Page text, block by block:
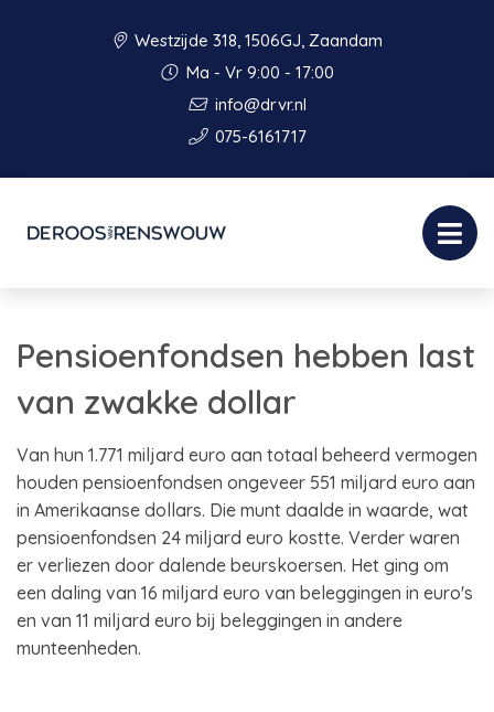
Westzijde 318, 1506GJ, Zaandam
Ma - Vr 9:00 - 17:00
info@drvr.nl
075-6161717
Pensioenfondsen hebben last
van zwakke dollar
Van hun 1.771 miljard euro aan totaal beheerd vermogen
houden pensioenfondsen ongeveer 551 miljard euro aan
in Amerikaanse dollars. Die munt daalde in waarde, wat
pensioenfondsen 24 miljard euro kostte. Verder waren
er verliezen door dalende beurskoersen. Het ging om
een daling van 16 miljard euro van beleggingen in euro's
en van 11 miljard euro bij beleggingen in andere
munteenheden.